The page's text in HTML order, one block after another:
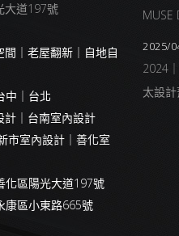
大道197號
間｜老屋翻新｜自地自
中｜台北
計｜台南室內設計
市室內設計｜善化室
化區陽光大道197號
康區小東路665號
MUSE
2025/
2024
太設